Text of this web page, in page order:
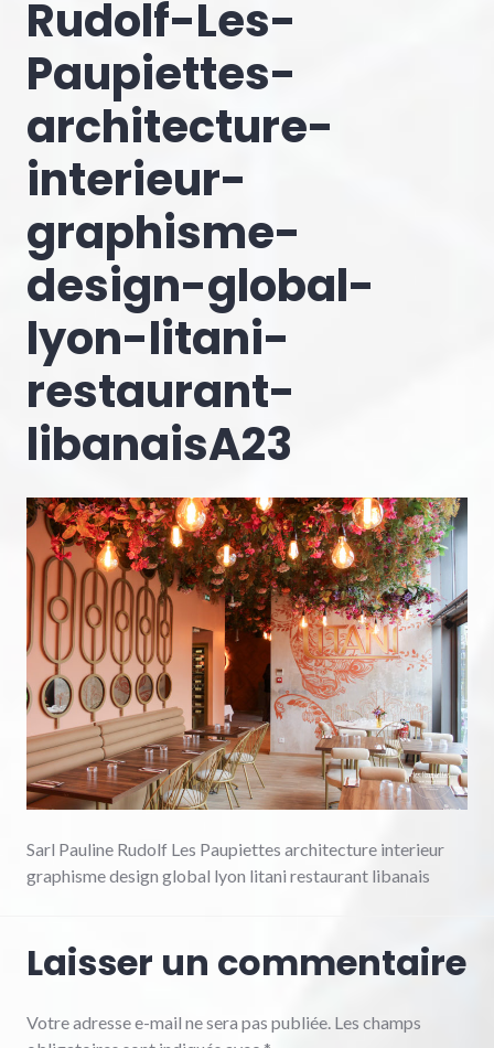
Rudolf-Les-
Paupiettes-
architecture-
interieur-
graphisme-
design-global-
lyon-litani-
restaurant-
libanaisA23
Sarl Pauline Rudolf Les Paupiettes architecture interieur
graphisme design global lyon litani restaurant libanais
Laisser un commentaire
Votre adresse e-mail ne sera pas publiée. Les champs